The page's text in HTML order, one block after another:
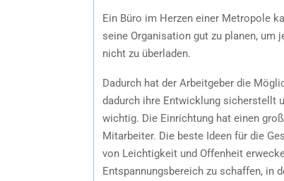
Ein Büro im Herzen einer Metropole
seine Organisation gut zu planen, um
nicht zu überladen.
Dadurch hat der Arbeitgeber die
dadurch ihre Entwicklung sicherstellt
wichtig. Die Einrichtung hat einen
Mitarbeiter. Die beste Ideen für die
von Leichtigkeit und Offenheit
Entspannungsbereich zu schaffen, in